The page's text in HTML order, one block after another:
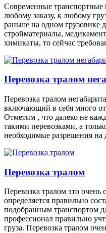
Современные
любому заказу, к любому
раньше на одном грузовике
стройматериалы,
химикаты, то сейчас
Перевозка тралом
Перевозка тралом
включающий в себя много
Отметим , что далеко не
такими перевозками, а
необходимые разрешения на
Перевозка тралом
Перевозка тралом это
определяется правильно
подобранным транспортом
профессионал правильно
груза. Перевозка тралом